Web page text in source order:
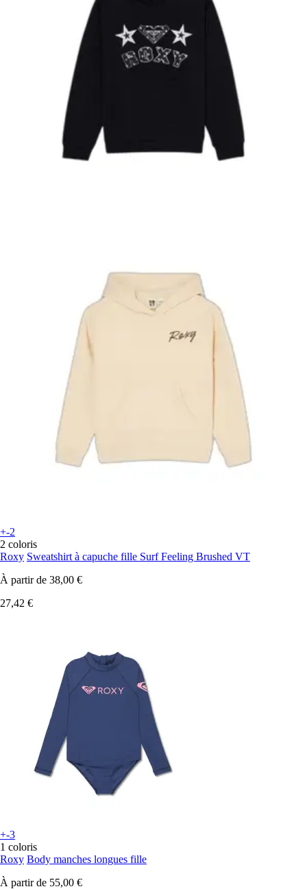
+-2
2 coloris
Roxy Sweatshirt à capuche fille Surf Feeling Brushed VT
À partir de 38,00 €
27,42 €
+-3
1 coloris
Roxy Body manches longues fille
À partir de 55,00 €